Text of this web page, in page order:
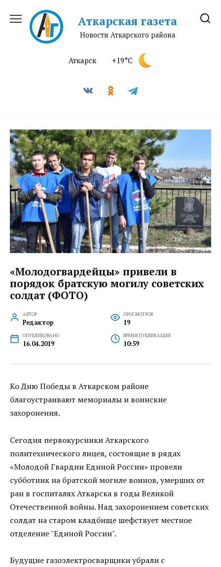
содержанию
Аткарская газета
Новости Аткарского района
Аткарск +19°C
«Молодогвардейцы» привели в
порядок братскую могилу советских
солдат (ФОТО)
АВТОР
Редактор
ПРОСМОТРОВ
19
ОПУБЛИКОВАНО
16.04.2019
ВРЕМЯ ПУБЛИКАЦИИ
10:59
Ко Дню Победы в Аткарском районе
благоустраивают мемориалы и воинские
захоронения.
Сегодня первокурсники Аткарского
политехнического лицея, состоящие в рядах
«Молодой Гвардии Единой России» провели
субботник на братской могиле воинов, умерших от
ран в госпиталях Аткарска в годы Великой
Отечественной войны. Над захоронением советских
солдат на старом кладбище шефствует местное
отделение "Единой России".
Будущие газоэлектросварщики убрали с